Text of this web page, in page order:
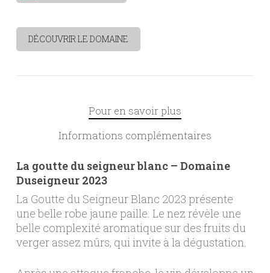
DÉCOUVRIR LE DOMAINE
Pour en savoir plus
Informations complémentaires
La goutte du seigneur blanc – Domaine
Duseigneur 2023
La Goutte du Seigneur Blanc 2023 présente
une belle robe jaune paille. Le nez révèle une
belle complexité aromatique sur des fruits du
verger assez mûrs, qui invite à la dégustation.